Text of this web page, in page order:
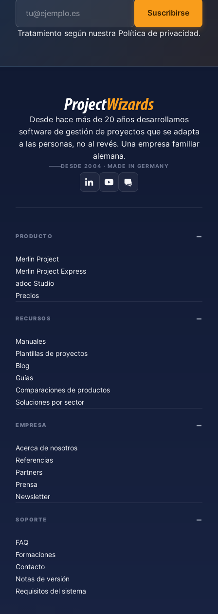
Suscribirse
Tratamiento según nuestra Política de privacidad.
Desde hace más de 20 años desarrollamos
software de gestión de proyectos que se adapta
a las personas, no al revés. Una empresa familiar
alemana.
DESDE 2004 · MADE IN GERMANY
PRODUCTO
Merlin Project
Merlin Project Express
adoc Studio
Precios
RECURSOS
Manuales
Plantillas de proyectos
Blog
Guías
Comparaciones de productos
Soluciones por sector
EMPRESA
Acerca de nosotros
Referencias
Partners
Prensa
Newsletter
SOPORTE
FAQ
Formaciones
Contacto
Notas de versión
Requisitos del sistema